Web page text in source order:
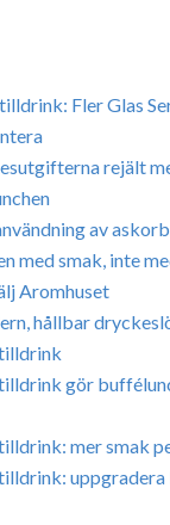
Fler Glas
rejält
av
med smak, inte
Aromhuset
hållbar
gör
mer smak
uppgradera